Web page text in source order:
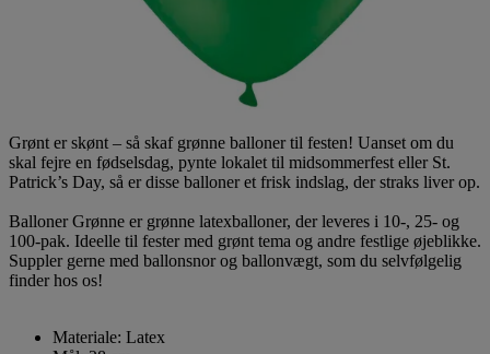
Grønt er skønt – så skaf grønne balloner til festen! Uanset om du
skal fejre en fødselsdag, pynte lokalet til midsommerfest eller St.
Patrick’s Day, så er disse balloner et frisk indslag, der straks liver op.
Balloner Grønne er grønne latexballoner, der leveres i 10-, 25- og
100-pak. Ideelle til fester med grønt tema og andre festlige øjeblikke.
Suppler gerne med ballonsnor og ballonvægt, som du selvfølgelig
finder hos os!
Materiale: Latex